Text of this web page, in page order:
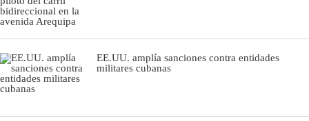
EE.UU. amplía sanciones contra entidades
militares cubanas